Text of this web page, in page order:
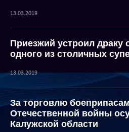
13.03.2019
Приезжий устроил драку
одного из столичных
13.03.2019
За торговлю
Отечественной войны
Калужской области